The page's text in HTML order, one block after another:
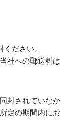
ださい。
社への郵送料は
封されていなか
定の期間内にお